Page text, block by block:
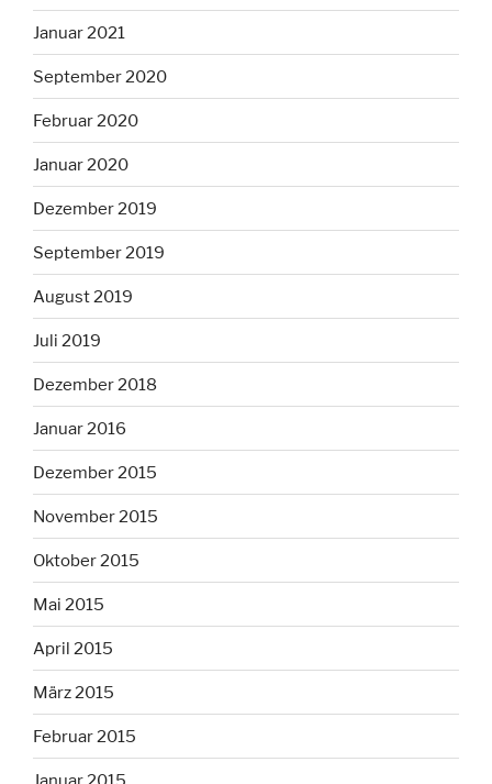
Januar 2021
September 2020
Februar 2020
Januar 2020
Dezember 2019
September 2019
August 2019
Juli 2019
Dezember 2018
Januar 2016
Dezember 2015
November 2015
Oktober 2015
Mai 2015
April 2015
März 2015
Februar 2015